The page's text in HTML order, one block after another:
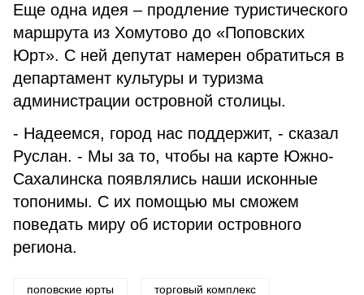
Еще одна идея – продление туристического
маршрута из Хомутово до «Поповских
Юрт». С ней депутат намерен обратиться в
департамент культуры и туризма
администрации островной столицы.
- Надеемся, город нас поддержит, - сказал
Руслан. - Мы за то, чтобы на карте Южно-
Сахалинска появлялись наши исконные
топонимы. С их помощью мы сможем
поведать миру об истории островного
региона.
поповские юрты торговый комплекс